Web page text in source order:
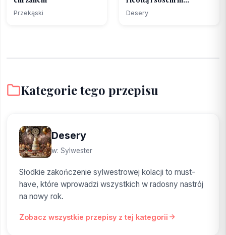
Przekąski Desery
Kategorie tego przepisu
Desery
w: Sylwester
Słodkie zakończenie sylwestrowej kolacji to must-
have, które wprowadzi wszystkich w radosny nastrój
na nowy rok.
Zobacz wszystkie przepisy z tej kategorii